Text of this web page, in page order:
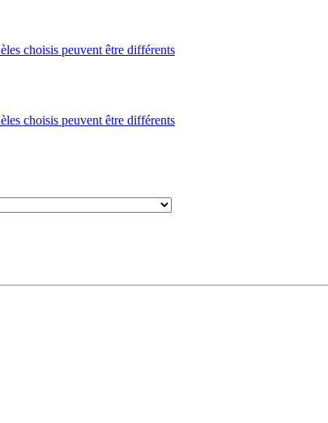
choisis peuvent être différents
choisis peuvent être différents